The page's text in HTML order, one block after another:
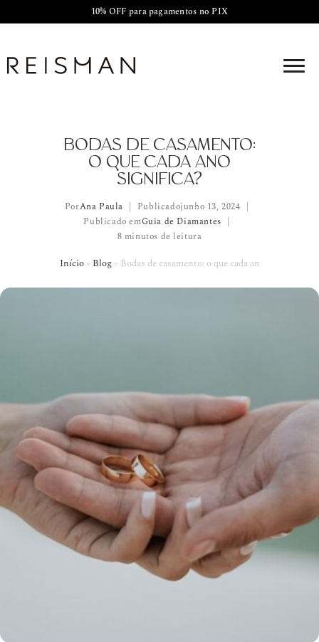
10% OFF para pagamentos no PIX
BODAS DE CASAMENTO:
O QUE CADA ANO
SIGNIFICA?
PorAna Paula Publicadojunho 13, 2024
Publicado emGuia de Diamantes
8 minutos de leitura
Início » Blog » Bodas de casamento: o que cada ano significa?